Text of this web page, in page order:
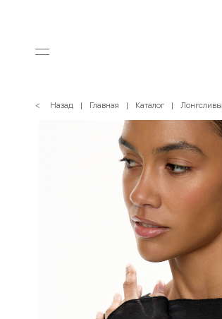
< Назад Главная Каталог Лонгсливы